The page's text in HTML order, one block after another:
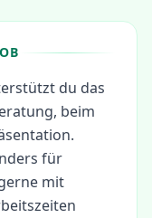
du das
beim
für
mit